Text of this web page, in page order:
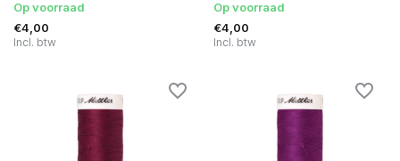
Op voorraad
€4,00
Incl. btw
Op voorraad
€4,00
Incl. btw